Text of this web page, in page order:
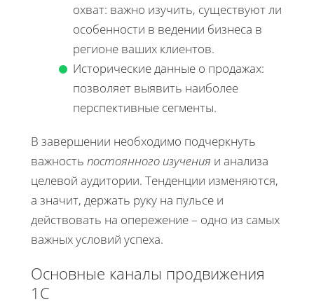
охват: важно изучить, существуют ли
особенности в ведении бизнеса в
регионе ваших клиентов.
Исторические данные о продажах:
позволяет выявить наиболее
перспективные сегменты.
В завершении необходимо подчеркнуть
важность постоянного изучения и анализа
целевой аудитории. Тенденции изменяются,
а значит, держать руку на пульсе и
действовать на опережение – одно из самых
важных условий успеха.
Основные каналы продвижения
1С